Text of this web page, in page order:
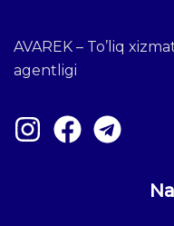
AVAREK – To’liq
agentligi